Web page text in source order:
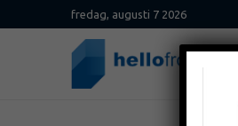
fredag, augusti 7 2026